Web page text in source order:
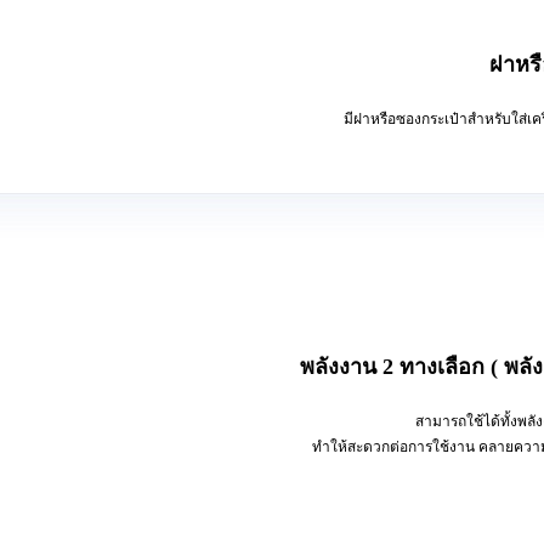
ฝาห
มีฝาหรือซองกระเป๋าสำหรับใส่เ
พลังงาน 2 ทางเลือก ( พ
สามารถใช้ได้ทั้งพลั
ทำให้สะดวกต่อการใช้งาน คลายคว